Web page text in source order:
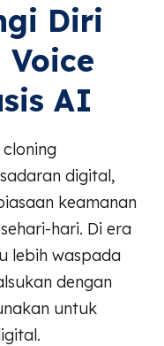
Diri
AI
digital,
keamanan
hari. Di era
lebih waspada
dengan
untuk